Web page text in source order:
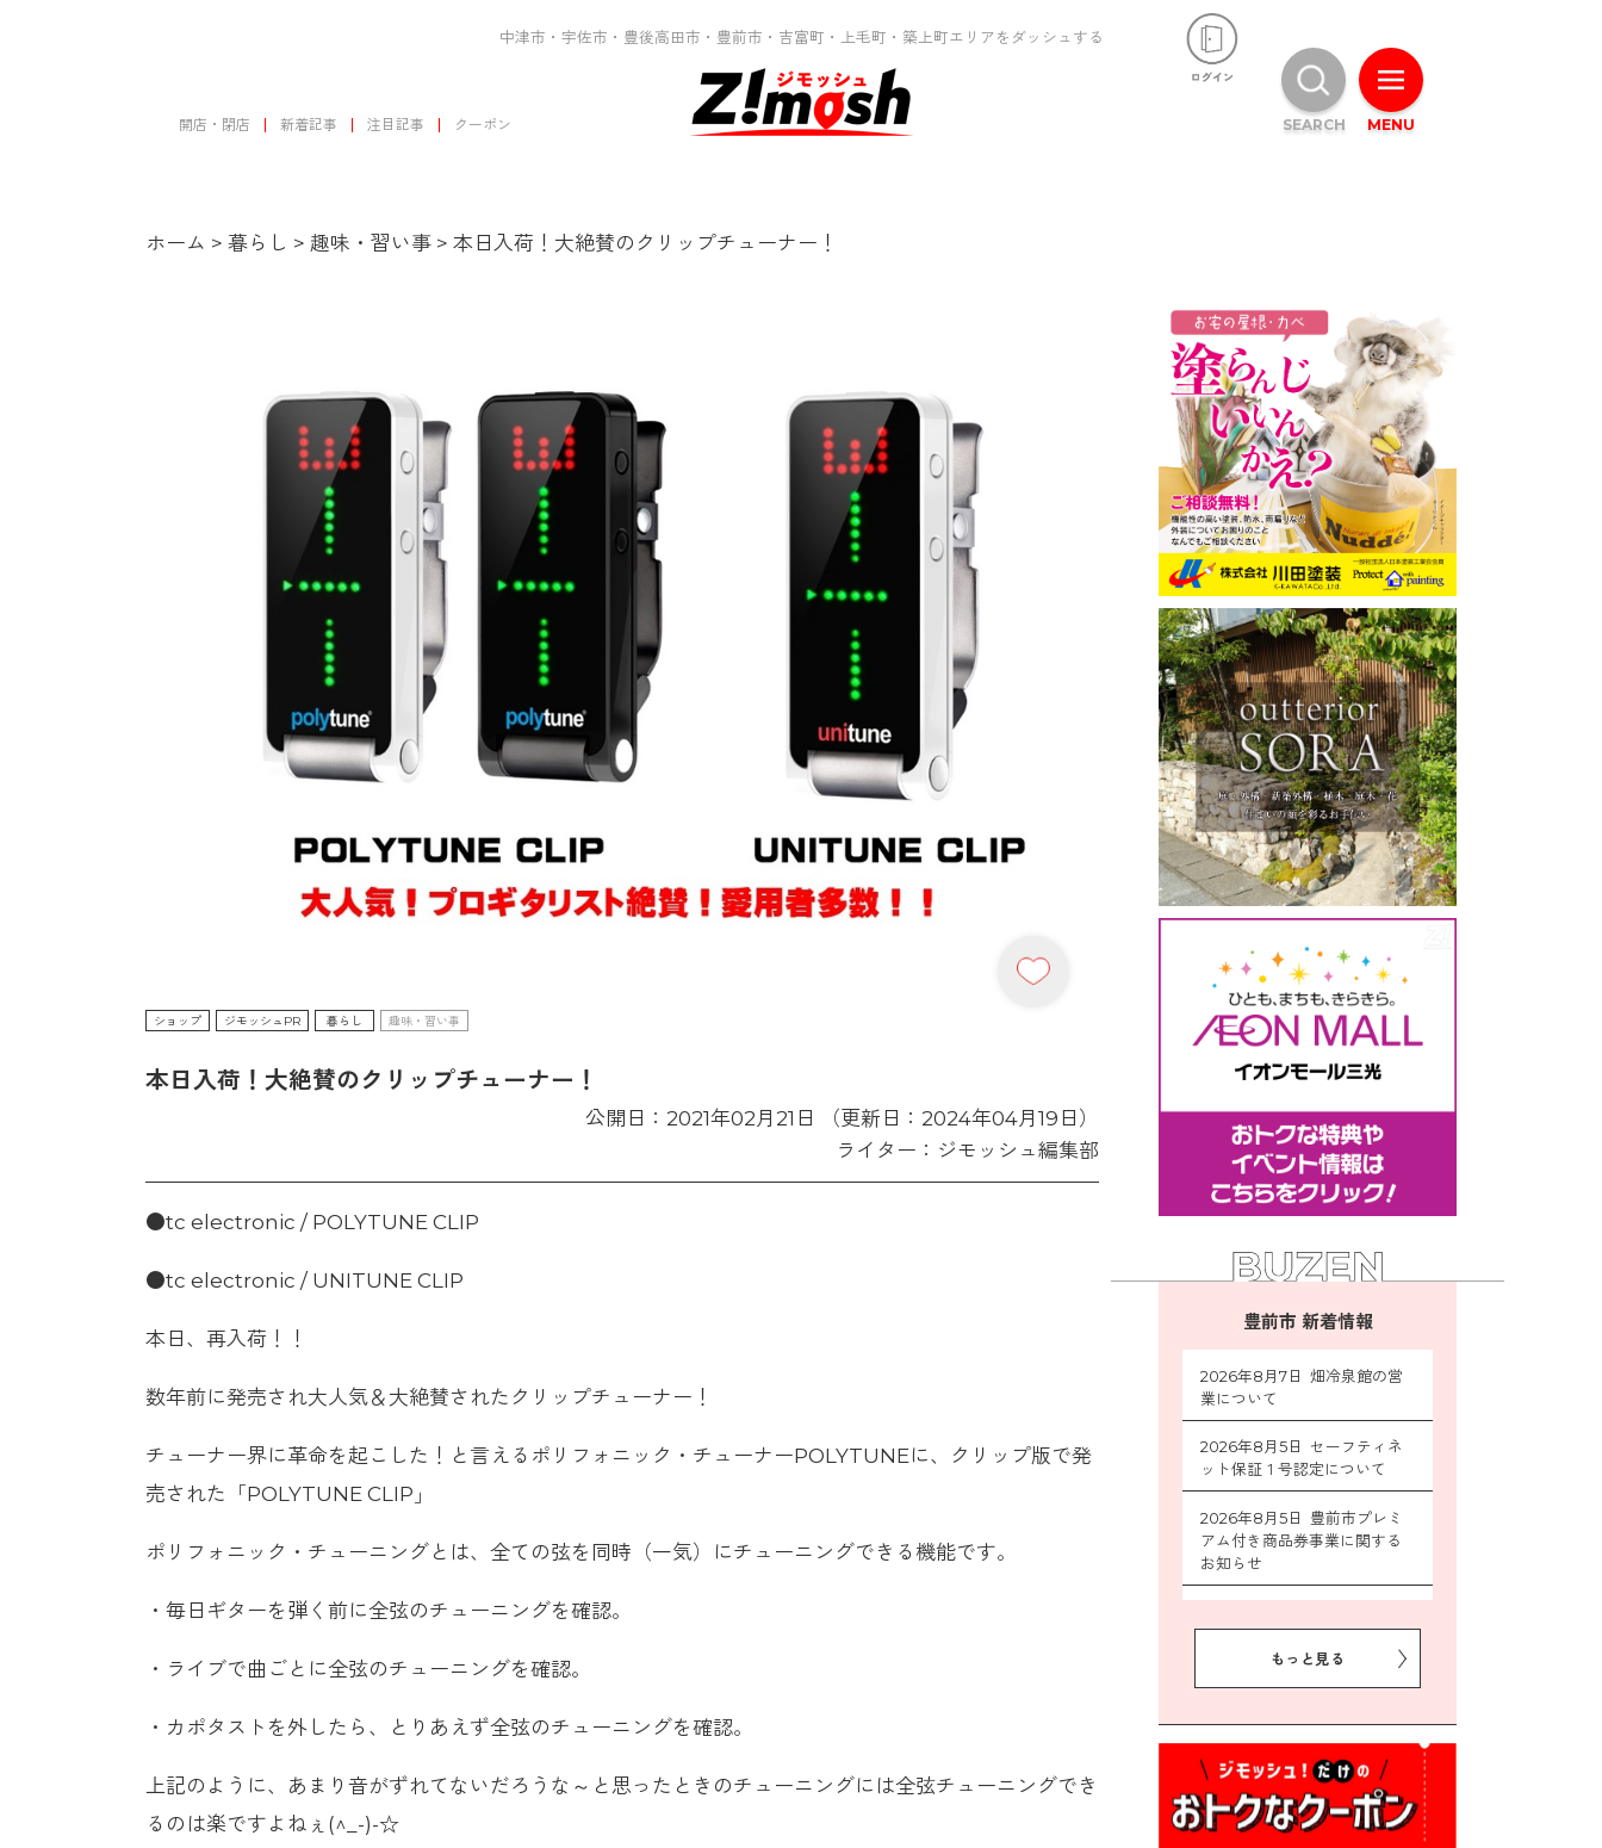
中津市・宇佐市・豊後高田市・豊前市・吉富町・上毛町・築上町エリアをダッシュする
開店・閉店 新着記事 注目記事 クーポン
ホーム > 暮らし > 趣味・習い事 > 本日入荷！大絶賛のクリップチューナー！
ショップ ジモッシュPR 暮らし 趣味・習い事
本日入荷！大絶賛のクリップチューナー！
公開日：2021年02月21日 （更新日：2024年04月19日）
ライター：ジモッシュ編集部
●tc electronic / POLYTUNE CLIP
●tc electronic / UNITUNE CLIP
本日、再入荷！！
数年前に発売され大人気＆大絶賛されたクリップチューナー！
チューナー界に革命を起こした！と言えるポリフォニック・チューナーPOLYTUNEに、クリップ版で発
売された「POLYTUNE CLIP」
ポリフォニック・チューニングとは、全ての弦を同時（一気）にチューニングできる機能です。
・毎日ギターを弾く前に全弦のチューニングを確認。
・ライブで曲ごとに全弦のチューニングを確認。
・カポタストを外したら、とりあえず全弦のチューニングを確認。
上記のように、あまり音がずれてないだろうな～と思ったときのチューニングには全弦チューニングでき
るのは楽ですよねぇ(^_-)-☆
豊前市 新着情報
2026年8月7日 畑冷泉館の営
業について
2026年8月5日 セーフティネ
ット保証１号認定について
2026年8月5日 豊前市プレミ
アム付き商品券事業に関する
お知らせ
ン作戦参加者募集
対抗「福岡駅伝」出場選手募
集！
もっと見る
MENU
SEARCH